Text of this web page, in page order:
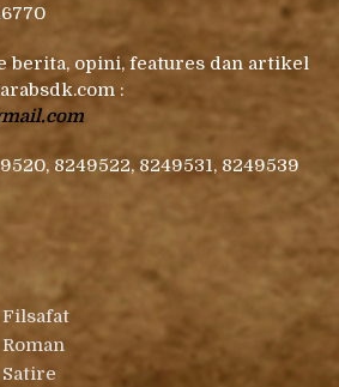
berita, opini, features dan artikel
:
8249522, 8249531, 8249539
Filsafat
Roman
Satire